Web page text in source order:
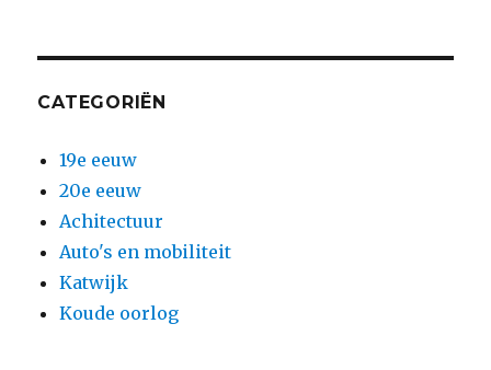
CATEGORIËN
19e eeuw
20e eeuw
Achitectuur
Auto's en mobiliteit
Katwijk
Koude oorlog